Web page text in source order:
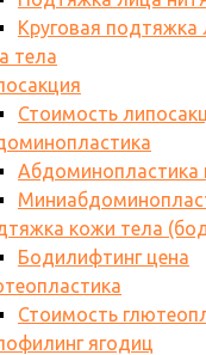
Круговая
тела
Стоимость
Абдоминопластика
кожи тела
Бодилифтинг цена
Стоимость
ягодиц